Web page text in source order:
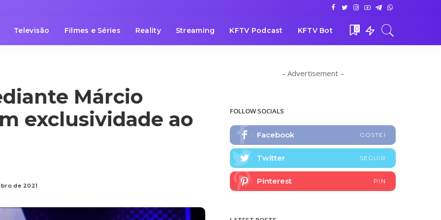
Televisão Filmes e Séries Reality Streaming KFTV Podcast KFTV Bot 0
Márcio
exclusividade ao
de 2021
– Advertisement –
FOLLOW SOCIALS
Facebook GOSTEI
Twitter SEGUIR
Pinterest PIN